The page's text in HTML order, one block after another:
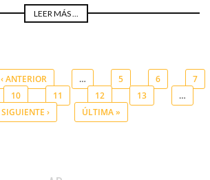
LEER MÁS ...
‹ ANTERIOR … 5 6
7
10 11 12 13
…
SIGUIENTE ›
ÚLTIMA »